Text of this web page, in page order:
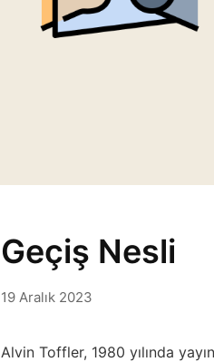
Geçiş Nesli
19 Aralık 2023
Alvin Toffler, 1980 yılında